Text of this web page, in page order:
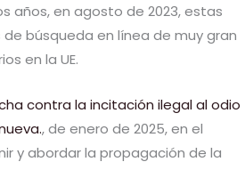
años, en agosto de 2023, estas
búsqueda en línea de muy gran
en la UE.
contra la incitación ilegal al odio
, de enero de 2025, en el
y abordar la propagación de la